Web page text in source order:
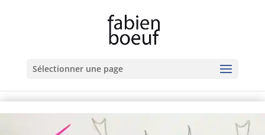
Sélectionner une page